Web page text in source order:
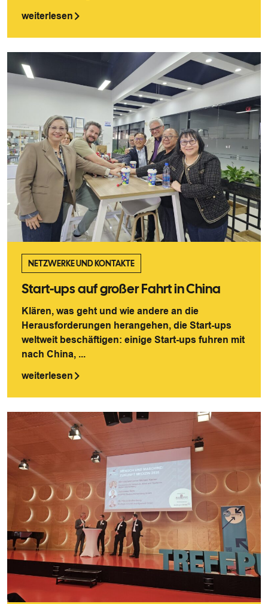
weiterlesen
NETZWERKE UND KONTAKTE
Start-ups auf großer Fahrt in China
Klären, was geht und wie andere an die
Herausforderungen herangehen, die Start-ups
weltweit beschäftigen: einige Start-ups fuhren mit
nach China, ...
weiterlesen